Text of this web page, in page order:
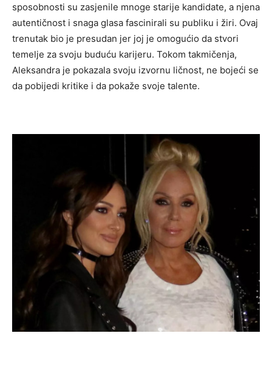
sposobnosti su zasjenile mnoge starije kandidate, a njena
autentičnost i snaga glasa fascinirali su publiku i žiri. Ovaj
trenutak bio je presudan jer joj je omogućio da stvori
temelje za svoju buduću karijeru. Tokom takmičenja,
Aleksandra je pokazala svoju izvornu ličnost, ne bojeći se
da pobijedi kritike i da pokaže svoje talente.